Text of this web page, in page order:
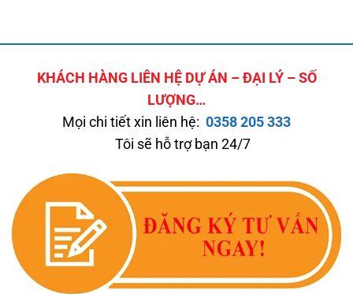
KHÁCH HÀNG LIÊN HỆ DỰ ÁN – ĐẠI LÝ – SỐ
LƯỢNG…
Mọi chi tiết xin liên hệ: 0358 205 333
Tôi sẽ hỗ trợ bạn 24/7